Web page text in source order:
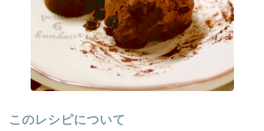
このレシピについて